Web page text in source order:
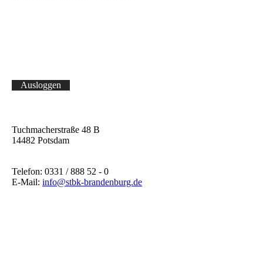
Ausloggen
Tuchmacherstraße 48 B
14482 Potsdam
Telefon: 0331 / 888 52 - 0
E-Mail: info@stbk-brandenburg.de